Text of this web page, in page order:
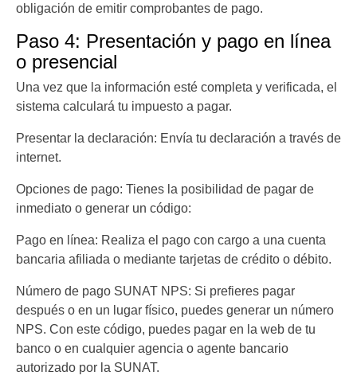
obligación de emitir comprobantes de pago.
Paso 4: Presentación y pago en línea
o presencial
Una vez que la información esté completa y verificada, el
sistema calculará tu impuesto a pagar.
Presentar la declaración: Envía tu declaración a través de
internet.
Opciones de pago: Tienes la posibilidad de pagar de
inmediato o generar un código:
Pago en línea: Realiza el pago con cargo a una cuenta
bancaria afiliada o mediante tarjetas de crédito o débito.
Número de pago SUNAT NPS: Si prefieres pagar
después o en un lugar físico, puedes generar un número
NPS. Con este código, puedes pagar en la web de tu
banco o en cualquier agencia o agente bancario
autorizado por la SUNAT.